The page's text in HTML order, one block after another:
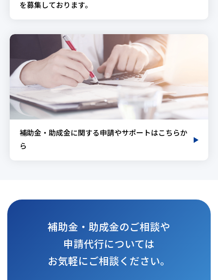
を募集しております。
補助金・助成金に関する申請やサポートはこちらか
ら
補助金・助成金のご相談や
申請代行については
お気軽にご相談ください。